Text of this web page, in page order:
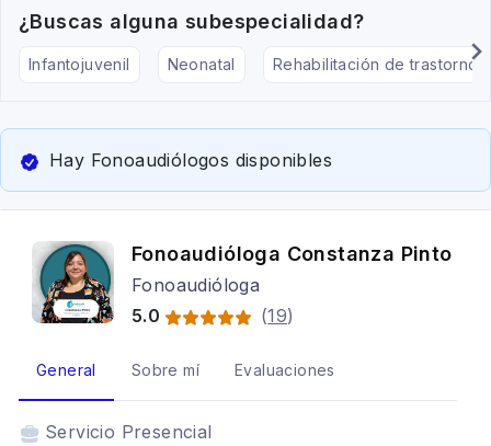
¿Buscas alguna subespecialidad?
Infantojuvenil Neonatal Rehabilitación de
Hay Fonoaudiólogos disponibles
Fonoaudióloga Constanza Pinto
Fonoaudióloga
5.0
(19)
General Sobre mí Evaluaciones
Servicio Presencial